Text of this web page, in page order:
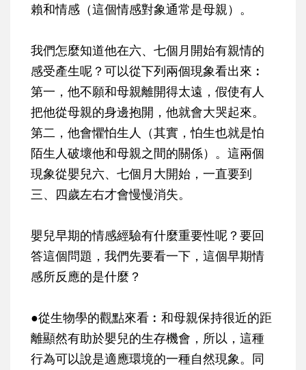
賴和情感（這個情感對象通常是母親）。
我們怎麼知道他在六、七個月開始有親情的
感受產生呢？可以從下列兩個現象看出來︰
第一，他不願和母親離開得太遠，假使有人
把他從母親的身邊抱開，他就會大哭起來。
第二，他會懼怕生人（其實，怕生也就是怕
陌生人破壞他和母親之間的關係）。這兩個
現象從嬰兒六、七個月大開始，一直要到
三、四歲左右才會慢慢消失。
嬰兒早期的情感經驗有什麼重要性呢？要回
答這個問題，我們先要看一下，這個早期情
感所反應的是什麼？
●從生物學的觀點來看︰和母親保持很近的距
離顯然有助於嬰兒的生存機會，所以，這種
行為可以說是適應環境的一種自然現象。同